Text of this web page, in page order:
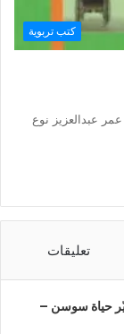
كتب تربوية
عبدالعزيز نوع
تعليقات
حياة سوسن –